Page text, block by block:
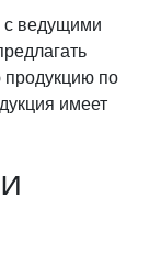
ведущими
по
имеет